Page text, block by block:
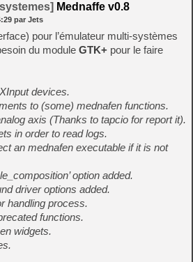
Mednaffe v0.8
par Jets
pour l’émulateur multi-systèmes
du module GTK+ pour le faire
devices.
to (some) mednafen functions.
axis (Thanks to tapcio for report it).
in order to read logs.
an mednafen executable if it is not
option added.
driver options added.
handling process.
functions.
widgets.